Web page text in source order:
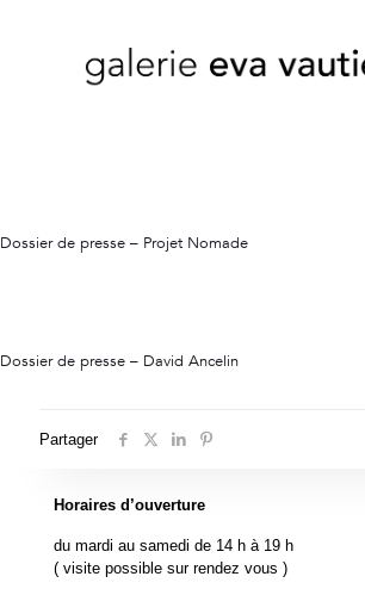
Dossier de presse – Projet Nomade
Dossier de presse – David Ancelin
Partager
Horaires d’ouverture
du mardi au samedi de 14 h à 19 h
( visite possible sur rendez vous )